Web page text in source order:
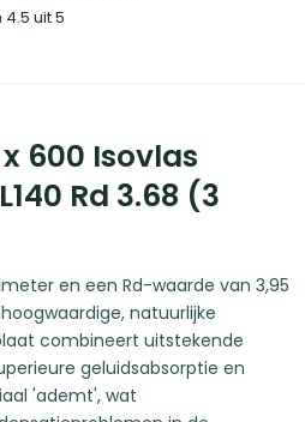
uit 5
600 Isovlas
Rd 3.68 (3
en een Rd-waarde van 3,95
natuurlijke
combineert uitstekende
geluidsabsorptie en
'ademt', wat